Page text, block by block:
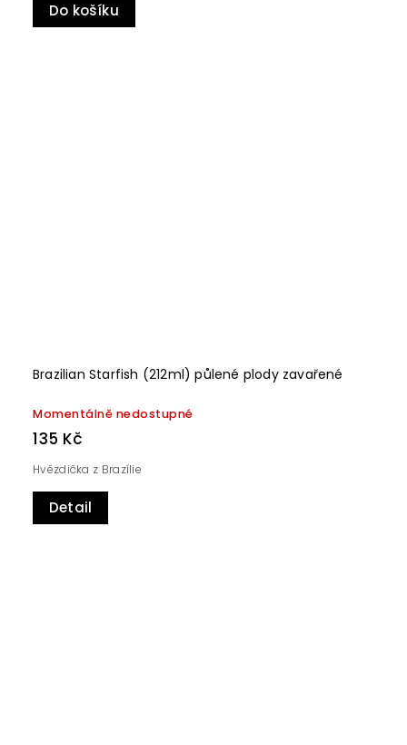
Do košíku
Brazilian Starfish (212ml) půlené plody zavařené
Momentálně nedostupné
135 Kč
Detail
Hvězdička z Brazílie